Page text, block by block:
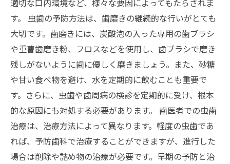
適切な口内環境など、様々な要因によってもたらされま
す。 虫歯の予防方法は、歯磨きの継続的な行いがとても
大切です。歯磨きには、炭酸泡の入った専用の歯ブラシ
や重曹歯磨き粉、フロスなどを使用し、歯ブラシで磨き
残しがないように歯に優しく磨きましょう。また、砂糖
や甘い食べ物を避け、水を定期的に飲むことも重要で
す。さらに、虫歯や歯周病の検診を定期的に受け、根本
的な原因にも対処する必要があります。 歯医者での虫歯
治療は、治療方法によって異なります。軽度の虫歯であ
れば、予防歯科で治療することができますが、進行した
場合は削除や詰め物の治療が必要です。早期の予防と治